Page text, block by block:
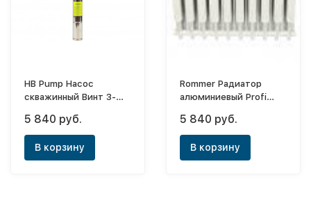
HB Pump Насос
скважинный Винт 3-
5 840 руб.
В корзину
Rommer Радиатор
алюминиевый Profi
5 840 руб.
В корзину